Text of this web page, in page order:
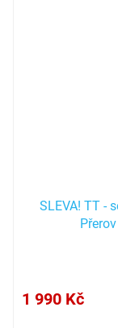
SLEVA! TT -
1 990 Kč